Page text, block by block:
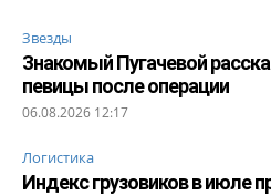
Звезды
Знакомый Пугачевой
певицы после операции
06.08.2026 12:17
Логистика
Индекс грузовиков в июле